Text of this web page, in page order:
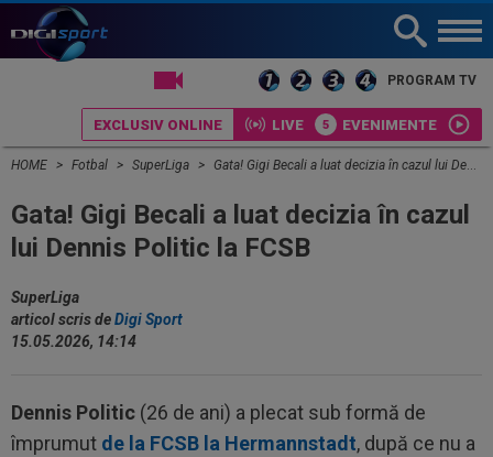
PROGRAM TV
EXCLUSIV ONLINE LIVE EVENIMENTE
HOME Fotbal SuperLiga Gata! Gigi Becali a luat decizia în cazul lui Dennis Politic la FCSB
Gata! Gigi Becali a luat decizia în cazul
lui Dennis Politic la FCSB
SuperLiga
articol scris deDigi Sport
15.05.2026, 14:14
Dennis Politic (26 de ani) a plecat sub formă de
împrumut de la FCSB la Hermannstadt, după ce nu a